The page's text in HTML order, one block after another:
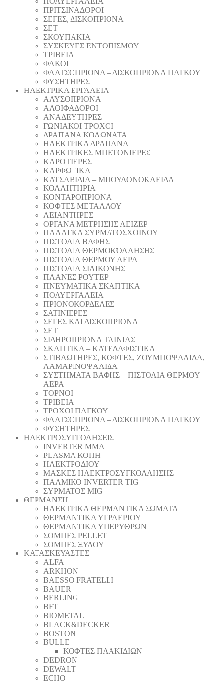
ΠΡΙΤΣΙΝΑΔΟΡΟΙ
ΣΕΓΕΣ, ΔΙΣΚΟΠΡΙΟΝΑ
ΣΕΤ
ΣΚΟΥΠΑΚΙΑ
ΣΥΣΚΕΥΕΣ ΕΝΤΟΠΙΣΜΟΥ
ΤΡΙΒΕΙΑ
ΦΑΚΟΙ
ΦΑΛΤΣΟΠΡΙΟΝΑ – ΔΙΣΚΟΠΡΙΟΝΑ ΠΑΓΚΟΥ
ΦΥΣΗΤΗΡΕΣ
ΗΛΕΚΤΡΙΚΑ ΕΡΓΑΛΕΙΑ
AΛΥΣΟΠΡΙΟΝΑ
ΑΛΟΙΦΑΔOΡΟI
ΑΝΑΔΕΥΤΗΡΕΣ
ΓΩΝΙΑΚΟΙ ΤΡΟΧΟΙ
ΔΡΑΠΑΝΑ ΚΟΛΩΝΑΤΑ
ΗΛΕΚΤΡΙΚΑ ΔΡΑΠΑΝΑ
ΗΛΕΚΤΡΙΚΕΣ ΜΠΕΤΟΝΙΕΡΕΣ
ΚΑΡΟΤΙΕΡΕΣ
ΚΑΡΦΩΤΙΚΑ
ΚΑΤΣΑΒΙΔΙΑ – ΜΠΟΥΛΟΝΟΚΛΕΙΔΑ
ΚΟΛΛΗΤΗΡΙΑ
ΚΟΝΤΑΡΟΠΡΙΟΝΑ
ΚΟΦΤΕΣ ΜΕΤΑΛΛΟΥ
ΛΕΙΑΝΤΗΡEΣ
ΟΡΓΑΝΑ ΜΕΤΡΗΣΗΣ ΛΕΙΖΕΡ
ΠΑΛΑΓΚΑ ΣΥΡΜΑΤΟΣΧΟΙΝΟΥ
ΠΙΣΤΟΛΙΑ ΒΑΦΗΣ
ΠΙΣΤΟΛΙΑ ΘΕΡΜΟΚΌΛΛΗΣΗΣ
ΠΙΣΤΟΛΙΑ ΘΕΡΜΟΥ ΑΕΡΑ
ΠΙΣΤΟΛΙΑ ΣΙΛΙΚΟΝΗΣ
ΠΛΑΝΕΣ ΡΟΥΤΕΡ
ΠΝΕΥΜΑΤΙΚΑ ΣΚΑΠΤΙΚΑ
ΠΟΛΥΕΡΓΑΛΕΙΑ
ΠΡΙΟΝΟΚΟΡΔΕΛΕΣ
ΣΑΤΙΝΙΕΡΕΣ
ΣΕΓΕΣ ΚΑΙ ΔΙΣΚΟΠΡΙΟΝΑ
ΣΕΤ
ΣΙΔΗΡΟΠΡΙΟΝΑ ΤΑΙΝΙΑΣ
ΣΚΑΠΤΙΚΑ – ΚΑΤΕΔΑΦΙΣΤΙΚΑ
ΣΤΙΒΛΩΤΗΡΕΣ, ΚΟΦΤΕΣ, ΖΟΥΜΠΟΨΑΛΙΔΑ,
ΛΑΜΑΡΙΝΟΨΑΛΙΔΑ
ΣΥΣΤΗΜΑΤΑ ΒΑΦΗΣ – ΠΙΣΤΟΛΙΑ ΘΕΡΜΟΥ
ΑΕΡΑ
ΤΟΡΝΟΙ
ΤΡΙΒΕΙΑ
ΤΡΟΧΟΙ ΠΑΓΚΟΥ
ΦΑΛΤΣΟΠΡΙΟΝΑ – ΔΙΣΚΟΠΡΙΟΝΑ ΠΑΓΚΟΥ
ΦΥΣΗΤΗΡΕΣ
ΗΛΕΚΤΡΟΣΥΓΓΟΛΗΣΕΙΣ
INVERTER MMA
PLASMA ΚΟΠΗ
ΗΛΕΚΤΡΟΔΙΟΥ
ΜΑΣΚΕΣ ΗΛΕΚΤΡΟΣΥΓΚΟΛΛΗΣΗΣ
ΠΑΛΜΙΚΟ INVERTER TIG
ΣΥΡΜΑΤΟΣ MIG
ΘΕΡΜΑΝΣΗ
ΗΛΕΚΤΡΙΚΑ ΘΕΡΜΑΝΤΙΚΑ ΣΩΜΑΤΑ
ΘΕΡΜΑΝΤΙΚΑ ΥΓΡΑΕΡΙΟΥ
ΘΕΡΜΑΝΤΙΚΑ ΥΠΕΡΥΘΡΩΝ
ΣΟΜΠΕΣ PELLET
ΣΟΜΠΕΣ ΞΥΛΟΥ
ΚΑΤΑΣΚΕΥΑΣΤΕΣ
ALFA
ARKHON
BAESSO FRATELLI
BAUER
BERLING
BFT
BIOMETAL
BLACK&DECKER
BOSTON
BULLE
ΚΟΦΤΕΣ ΠΛΑΚΙΔΙΩΝ
DEDRON
DEWALT
ECHO